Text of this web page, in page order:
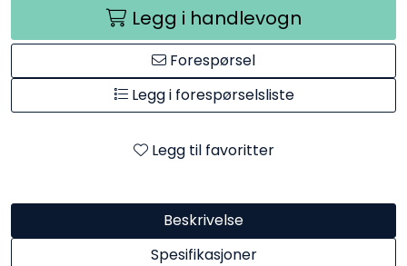
Legg i handlevogn
Forespørsel
Legg i forespørselsliste
Legg til favoritter
Beskrivelse
Spesifikasjoner